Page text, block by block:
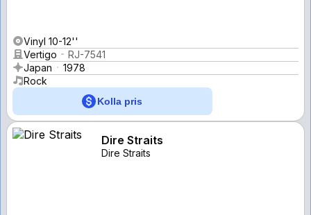
Vinyl 10-12''
Vertigo
RJ-7541
Japan
1978
Rock
Kolla pris
Dire Straits
Dire Straits